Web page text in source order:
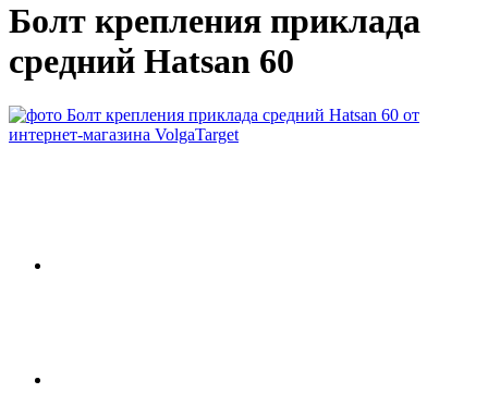
Болт крепления приклада
средний Hatsan 60